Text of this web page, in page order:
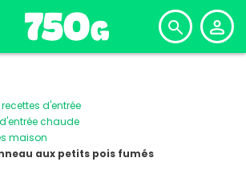
d'entrée
chaude
maison
aux petits pois fumés